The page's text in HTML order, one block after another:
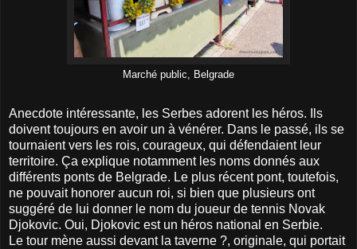
Marché public, Belgrade
Anecdote intéressante, les Serbes adorent les héros. Ils
doivent toujours en avoir un à vénérer. Dans le passé, ils se
tournaient vers les rois, courageux, qui défendaient leur
territoire. Ça explique notamment les noms donnés aux
différents ponts de Belgrade. Le plus récent pont, toutefois,
ne pouvait honorer aucun roi, si bien que plusieurs ont
suggéré de lui donner le nom du joueur de tennis Novak
Djokovic. Oui, Djokovic est un héros national en Serbie.
Le tour mène aussi devant la taverne ?, originale, qui portait